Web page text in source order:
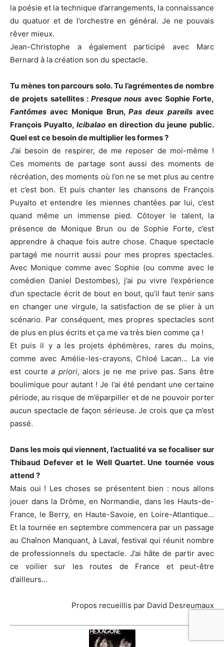
la poésie et la technique d’arrangements, la connaissance
du quatuor et de l’orchestre en général. Je ne pouvais
rêver mieux.
Jean-Christophe a également participé avec Marc
Bernard à la création son du spectacle.
Tu mènes ton parcours solo. Tu l’agrémentes de nombre
de projets satellites : Presque nous avec Sophie Forte,
Fantômes avec Monique Brun,Pas deux pareils avec
François Puyalto, Icibalao en direction du jeune public.
Quel est ce besoin de multiplier les formes ?
J’ai besoin de respirer, de me reposer de moi-même !
Ces moments de partage sont aussi des moments de
récréation, des moments où l’on ne se met plus au centre
et c’est bon. Et puis chanter les chansons de François
Puyalto et entendre les miennes chantées par lui, c’est
quand même un immense pied. Côtoyer le talent, la
présence de Monique Brun ou de Sophie Forte, c’est
apprendre à chaque fois autre chose. Chaque spectacle
partagé me nourrit aussi pour mes propres spectacles.
Avec Monique comme avec Sophie (ou comme avec le
comédien Daniel Destombes), j’ai pu vivre l’expérience
d’un spectacle écrit de bout en bout, qu’il faut tenir sans
en changer une virgule, la satisfaction de se plier à un
scénario. Par conséquent, mes propres spectacles sont
de plus en plus écrits et ça me va très bien comme ça !
Et puis il y a les projets éphémères, rares du moins,
comme avec Amélie-les-crayons, Chloé Lacan… La vie
est courtea priori, alors je ne me prive pas. Sans être
boulimique pour autant ! Je l’ai été pendant une certaine
période, au risque de m’éparpiller et de ne pouvoir porter
aucun spectacle de façon sérieuse. Je crois que ça m’est
passé.
Dans les mois qui viennent, l’actualité va se focaliser sur
Thibaud Defever et le Well Quartet. Une tournée vous
attend ?
Mais oui ! Les choses se présentent bien : nous allons
jouer dans la Drôme, en Normandie, dans les Hauts-de-
France, le Berry, en Haute-Savoie, en Loire-Atlantique…
Et la tournée en septembre commencera par un passage
au Chaînon Manquant, à Laval, festival qui réunit nombre
de professionnels du spectacle. J’ai hâte de partir avec
ce voilier sur les routes de France et peut-être
d’ailleurs…
Propos recueillis par David Desreumaux